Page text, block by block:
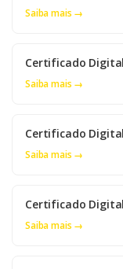
Saiba mais →
Certificado
Saiba mais →
Certificado
Saiba mais →
Certificado
Saiba mais →